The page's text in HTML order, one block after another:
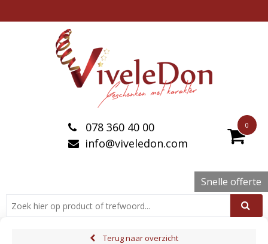
0
078 360 40 00
info@viveledon.com
Snelle offerte
Terug naar overzicht